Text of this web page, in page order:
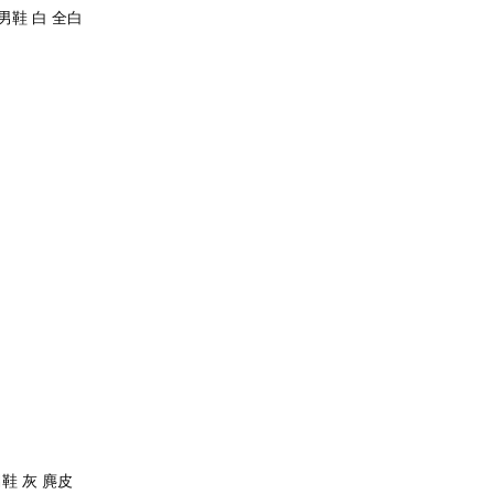
鞋 白 全白
灰 麂皮